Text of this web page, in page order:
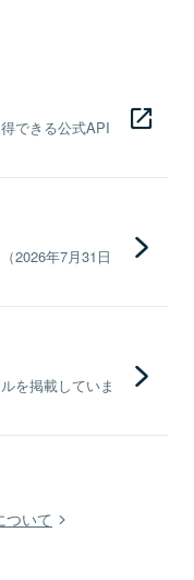
できる公式API
2026年7月31日
を掲載していま
ついて